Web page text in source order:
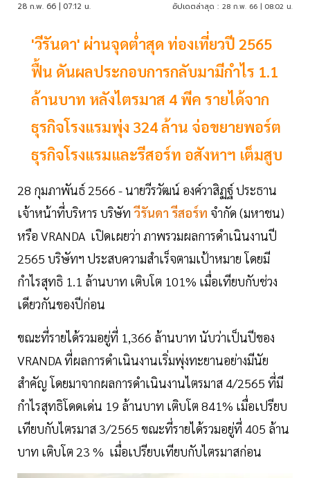
28 ก.พ. 66 | 07:12 น. อัปเดตล่าสุด : 28 ก.พ. 66 | 08:02 น.
'วีรันดา' ผ่านจุดต่ำสุด ท่องเที่ยวปี 2565
ฟื้น ดันผลประกอบการกลับมามีกำไร 1.1
ล้านบาท หลังไตรมาส 4 พีค รายได้จาก
ธุรกิจโรงแรมพุ่ง 324 ล้าน จ่อขยายพอร์ต
ธุรกิจโรงแรมและรีสอร์ท อสังหาฯ เต็มสูบ
28 กุมภาพันธ์ 2566 - นายวีรวัฒน์ องค์วาสิฏฐ์ ประธาน
เจ้าหน้าที่บริหาร บริษัท วีรันดา รีสอร์ท จำกัด (มหาชน)
หรือ VRANDA เปิดเผยว่า ภาพรวมผลการดำเนินงานปี
2565 บริษัทฯ ประสบความสำเร็จตามเป้าหมาย โดยมี
กำไรสุทธิ 1.1 ล้านบาท เติบโต 101% เมื่อเทียบกับช่วง
เดียวกันของปีก่อน
ขณะที่รายได้รวมอยู่ที่ 1,366 ล้านบาท นับว่าเป็นปีของ
VRANDA ที่ผลการดำเนินงานเริ่มพุ่งทะยานอย่างมีนัย
สำคัญ โดยมาจากผลการดำเนินงานไตรมาส 4/2565 ที่มี
กำไรสุทธิโดดเด่น 19 ล้านบาท เติบโต 841% เมื่อเปรียบ
เทียบกับไตรมาส 3/2565 ขณะที่รายได้รวมอยู่ที่ 405 ล้าน
บาท เติบโต 23 % เมื่อเปรียบเทียบกับไตรมาสก่อน